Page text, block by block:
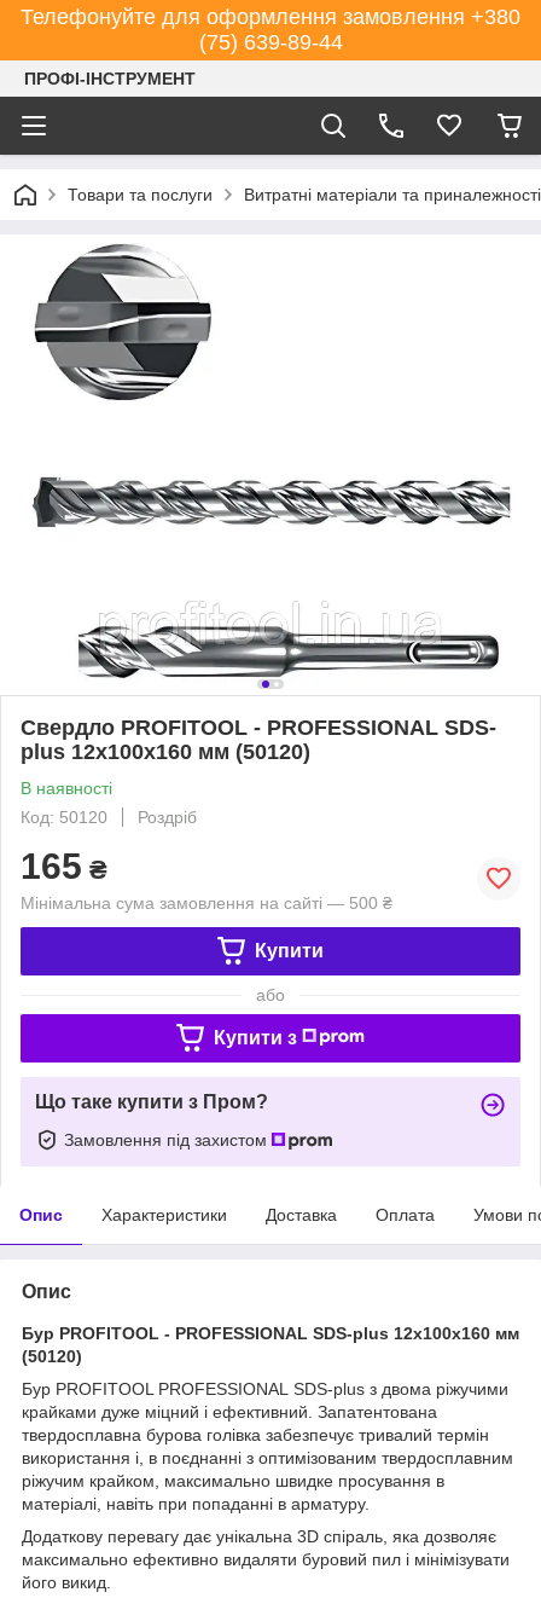
Телефонуйте для оформлення замовлення +380
(75) 639-89-44
ПРОФІ-ІНСТРУМЕНТ
Товари та послуги Витратні матеріали та
Свердло PROFITOOL - PROFESSIONAL SDS-
plus 12x100x160 мм (50120)
В наявності
Код: 50120
Роздріб
165 ₴
Мінімальна сума замовлення на сайті — 500 ₴
Купити
або
Купити з
Що таке купити з Пром?
Замовлення під захистом
Опис Характеристики Доставка Оплата Умови
Опис
Бур PROFITOOL - PROFESSIONAL SDS-plus 12х100х160 мм
(50120)
Бур PROFITOOL PROFESSIONAL SDS-plus з двома ріжучими
крайками дуже міцний і ефективний. Запатентована
твердосплавна бурова голівка забезпечує тривалий термін
використання і, в поєднанні з оптимізованим твердосплавним
ріжучим крайком, максимально швидке просування в
матеріалі, навіть при попаданні в арматуру.
Додаткову перевагу дає унікальна 3D спіраль, яка дозволяє
максимально ефективно видаляти буровий пил і мінімізувати
його викид.